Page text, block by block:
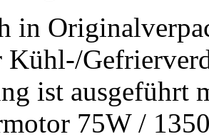
in
Kühl-/
ist ausgeführt
75W /